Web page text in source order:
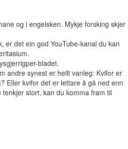
og i engelsken. Mykje forsking skjer
er det ein god YouTube-kanal du kan
bladet.
andre synest er heilt vanleg: Kvifor er
Eller kvifor det er lettare å gå ned enn
stort, kan du komma fram til